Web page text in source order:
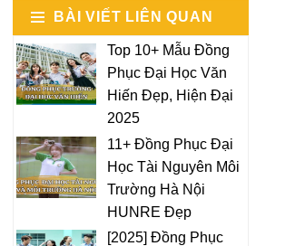
BÀI VIẾT LIÊN QUAN
Top 10+ Mẫu Đồng
Phục Đại Học Văn
Hiến Đẹp, Hiện Đại
2025
11+ Đồng Phục Đại
Học Tài Nguyên Môi
Trường Hà Nội
HUNRE Đẹp
[2025] Đồng Phục